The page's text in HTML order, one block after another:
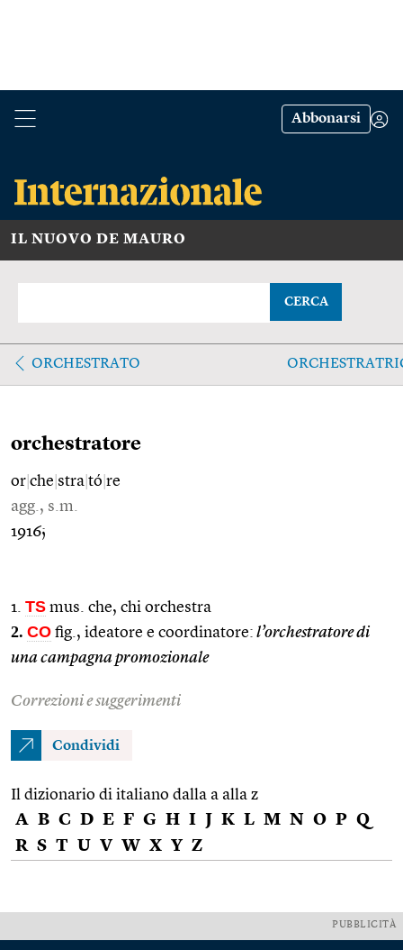
Abbonarsi
IL NUOVO DE MAURO
CERCA
ORCHESTRATO
orchestratore
or che stra tó re
agg., s.m.
1916;
1. TS mus. che, chi orchestra
2. CO fig., ideatore e coordinatore: l’orchestratore di
una campagna promozionale
Correzioni e suggerimenti
Condividi
Il dizionario di italiano dalla a alla z
A B C D E F G H I J K L M N O P Q
R S T U V W X Y Z
PUBBLICITÀ